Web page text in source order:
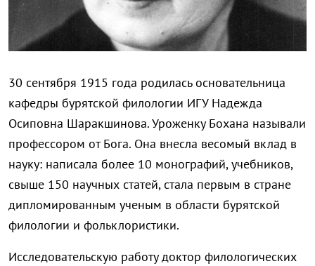
30 сентября 1915 года родилась основательница
кафедры бурятской филологии ИГУ Надежда
Осиповна Шаракшинова. Уроженку Бохана называли
профессором от Бога. Она внесла весомый вклад в
науку: написала более 10 монографий, учебников,
свыше 150 научных статей, стала первым в стране
дипломированным ученым в области бурятской
филологии и фольклористики.
Исследовательскую работу доктор филологических